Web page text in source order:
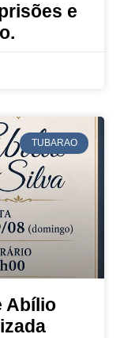
e
TUBARAO
Abílio